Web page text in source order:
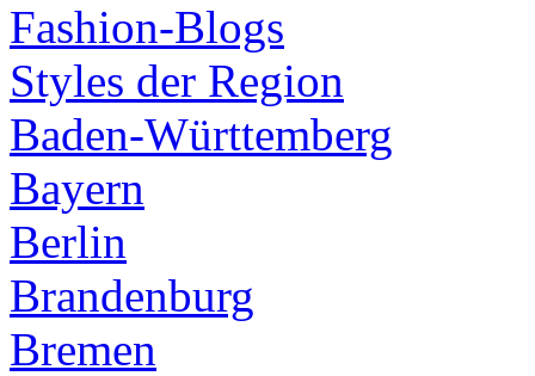
Fashion-Blogs
Styles der Region
Baden-Württemberg
Bayern
Berlin
Brandenburg
Bremen